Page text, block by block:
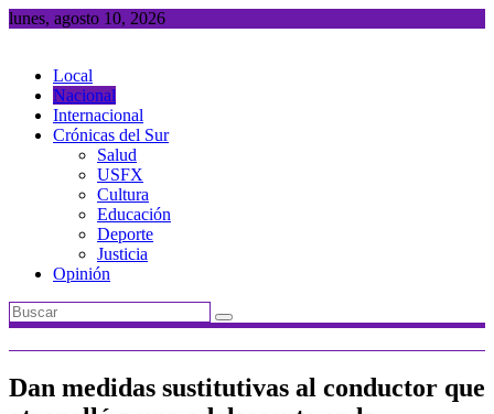
Saltar
lunes, agosto 10, 2026
Local
Nacional
Internacional
Crónicas del Sur
Salud
USFX
Cultura
Educación
Deporte
Justicia
Opinión
Dan medidas sustitutivas al conductor que